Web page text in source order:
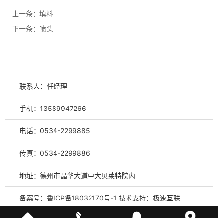
上一条： 填料
下一条： 喷头
联系人：任经理
手机：13589947266
电话：0534-2299885
传真：0534-2299886
地址：德州市晶华大道中大贝莱特院内
备案号： 鲁ICP备18032170号-1 技术支持： 极速互联